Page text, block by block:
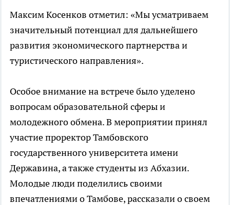
Максим Косенков отметил: «Мы усматриваем
значительный потенциал для дальнейшего
развития экономического партнерства и
туристического направления».
Особое внимание на встрече было уделено
вопросам образовательной сферы и
молодежного обмена. В мероприятии принял
участие проректор Тамбовского
государственного университета имени
Державина, а также студенты из Абхазии.
Молодые люди поделились своими
впечатлениями о Тамбове, рассказали о своем